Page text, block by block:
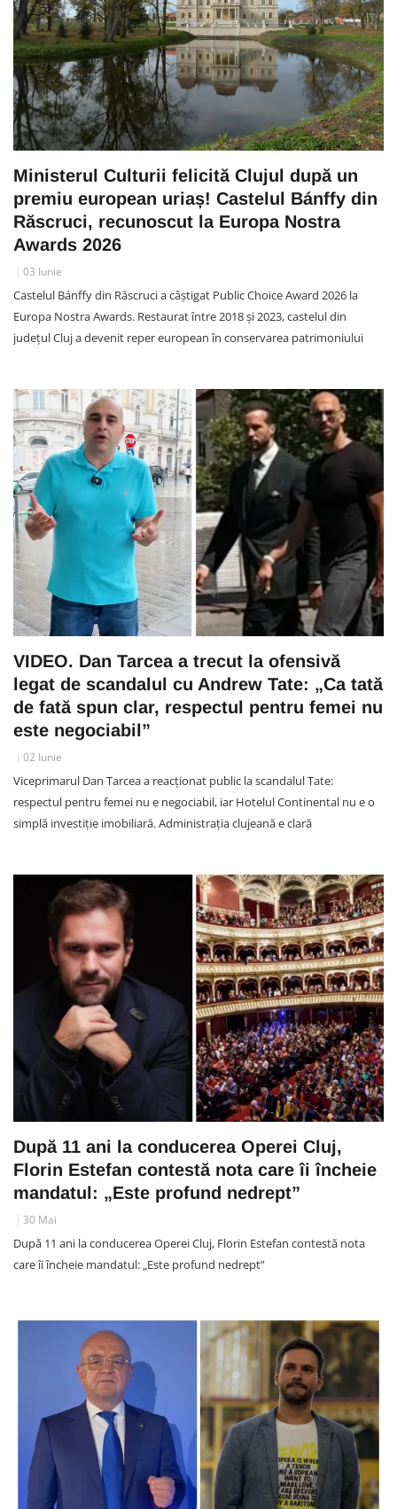
Ministerul Culturii felicită Clujul după un
premiu european uriaș! Castelul Bánffy din
Răscruci, recunoscut la Europa Nostra
Awards 2026
03 Iunie
Castelul Bánffy din Răscruci a câștigat Public Choice Award 2026 la
Europa Nostra Awards. Restaurat între 2018 și 2023, castelul din
județul Cluj a devenit reper european în conservarea patrimoniului
VIDEO. Dan Tarcea a trecut la ofensivă
legat de scandalul cu Andrew Tate: „Ca tată
de fată spun clar, respectul pentru femei nu
este negociabil”
02 Iunie
Viceprimarul Dan Tarcea a reacționat public la scandalul Tate:
respectul pentru femei nu e negociabil, iar Hotelul Continental nu e o
simplă investiție imobiliară. Administrația clujeană e clară
După 11 ani la conducerea Operei Cluj,
Florin Estefan contestă nota care îi încheie
mandatul: „Este profund nedrept”
30 Mai
După 11 ani la conducerea Operei Cluj, Florin Estefan contestă nota
care îi încheie mandatul: „Este profund nedrept”